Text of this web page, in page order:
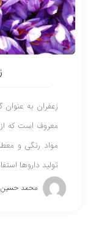
زعفران به عنوان
معروف است که از
مواد رنگی و
تولید داروها
محمد